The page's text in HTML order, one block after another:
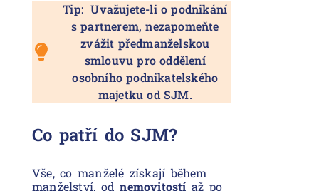
Tip: Uvažujete-li o podnikání
s partnerem, nezapomeňte
zvážit předmanželskou
smlouvu pro oddělení
osobního podnikatelského
majetku od SJM.
Co patří do SJM?
Vše, co manželé získají během
manželství, odnemovitostí až po